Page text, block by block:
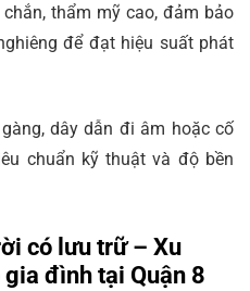
thẩm mỹ cao, đảm bảo
để đạt hiệu suất phát
dây dẫn đi âm hoặc cố
chuẩn kỹ thuật và độ bền
có lưu trữ – Xu
đình tại Quận 8